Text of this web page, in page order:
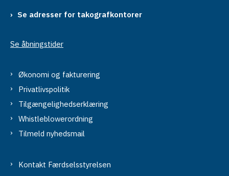
Se adresser for takografkontorer
Se åbningstider
Økonomi og fakturering
Privatlivspolitik
Tilgængelighedserklæring
Whistleblowerordning
Tilmeld nyhedsmail
Kontakt Færdselsstyrelsen